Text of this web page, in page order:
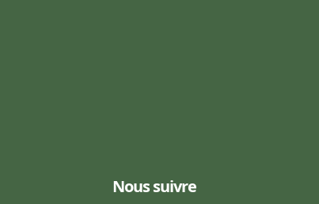
Nous suivre